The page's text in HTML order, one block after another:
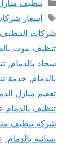
تنظيف
الوسوم
اسعار
شركات
تنظيف بيوت
سجاد بالدمام,
بالدمام, خدمة
تعقيم منازل
تنظيف بالدمام
شركة تنظيف
نسائية بالدمام,